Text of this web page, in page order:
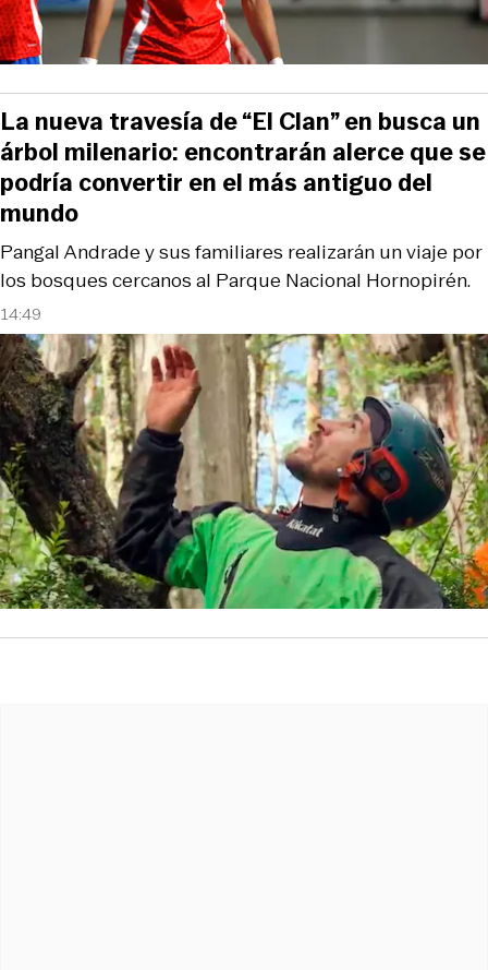
14:49
Pangal Andrade y sus familiares realizarán un viaje por
los bosques cercanos al Parque Nacional Hornopirén.
La nueva travesía de “El Clan” en busca un
árbol milenario: encontrarán alerce que se
podría convertir en el más antiguo del
mundo